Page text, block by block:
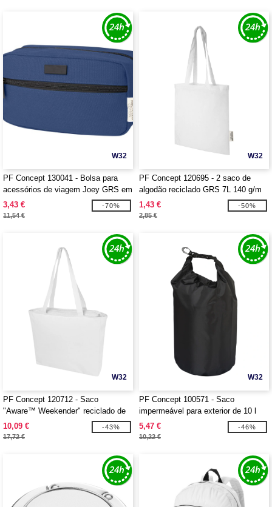
W32
PF Concept 130041 - Bolsa para
acessórios de viagem Joey GRS em
lona reciclada 3,5L
3,43 €
11,54 €
-70%
W32
PF Concept 120695 - 2 saco de
algodão reciclado GRS 7L 140 g/m
"Madras"
1,43 €
2,85 €
-50%
W32
PF Concept 120712 - Saco
"Aware™ Weekender" reciclado de
500 g/m²
10,09 €
17,72 €
-43%
W32
PF Concept 100571 - Saco
impermeável para exterior de 10 l
"Camper"
5,47 €
10,22 €
-46%